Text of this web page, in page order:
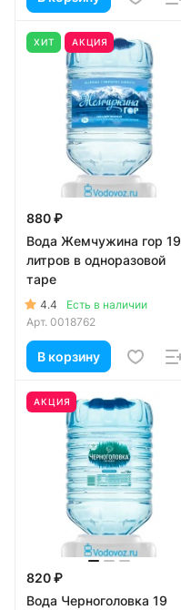
ХИТ АКЦИЯ
880 ₽
Вода Жемчужина гор 19
литров в одноразовой
таре
4.4
Есть в наличии
Арт. 0018762
В корзину
АКЦИЯ
820 ₽
Вода Черноголовка 19